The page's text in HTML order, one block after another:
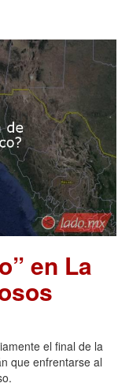
en La
el final de la
que enfrentarse al